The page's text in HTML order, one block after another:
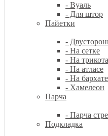
- Вуаль
- Для штор
Пайетки
-
- На сетке
- На
- На атласе
- На бархате
- Хамелеон
Парча
- Парча
Подкладка